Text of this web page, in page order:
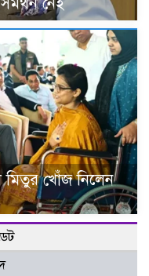
খোঁজ নিলেন